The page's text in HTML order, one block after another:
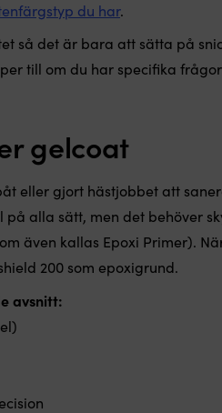
du har.
så det är bara att sätta på
till om du har specifika
gelcoat
eller gjort hästjobbet att
alla sätt, men det behöver
även kallas Epoxi Primer).
200 som epoxigrund.
avsnitt: